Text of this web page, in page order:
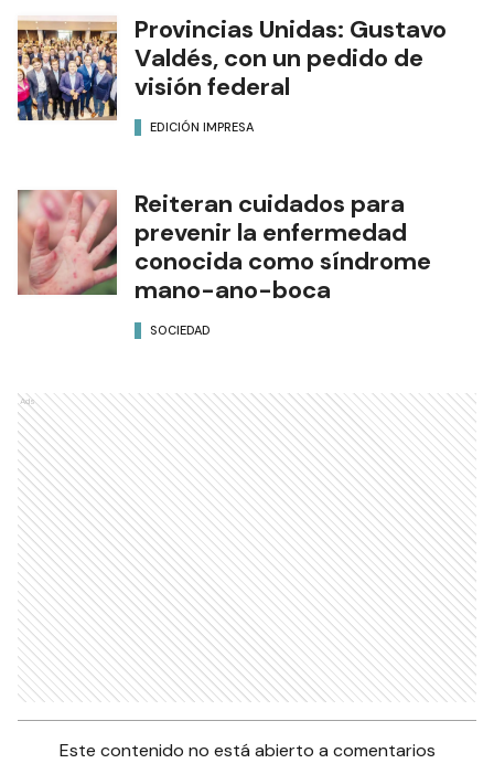
Provincias Unidas: Gustavo
Valdés, con un pedido de
visión federal
EDICIÓN IMPRESA
Reiteran cuidados para
prevenir la enfermedad
conocida como síndrome
mano-ano-boca
SOCIEDAD
Ads
Este contenido no está abierto a comentarios